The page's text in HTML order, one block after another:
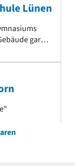
Lünen
gar
uns diese
50-
der